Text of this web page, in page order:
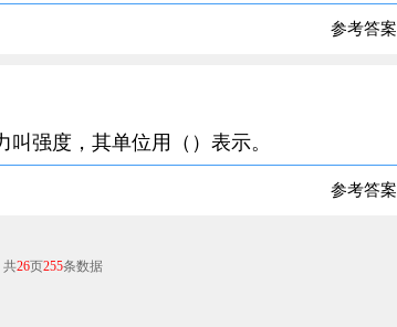
参考答案
强度，其单位用（）表示。
参考答案
共26页255条数据